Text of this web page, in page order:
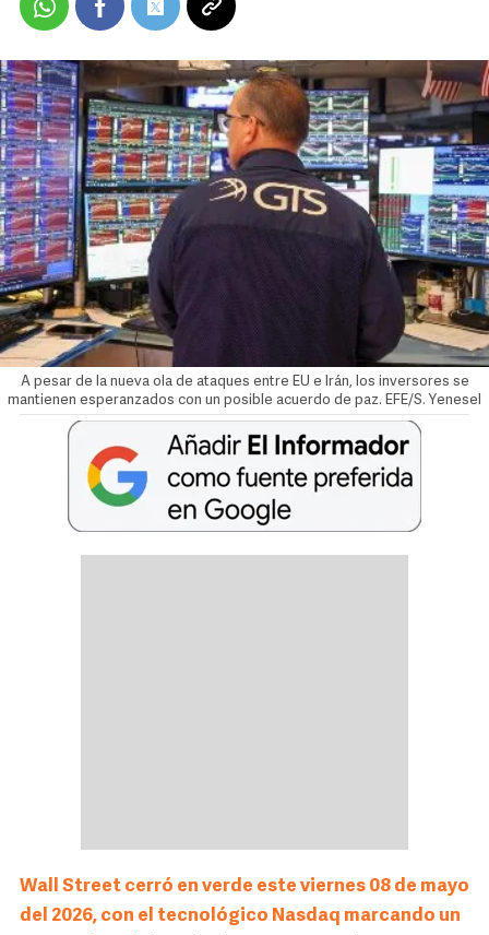
A pesar de la nueva ola de ataques entre EU e Irán, los inversores se
mantienen esperanzados con un posible acuerdo de paz. EFE/S. Yenesel
Wall Street cerró en verde este viernes 08 de mayo
del 2026, con el tecnológico Nasdaq marcando un